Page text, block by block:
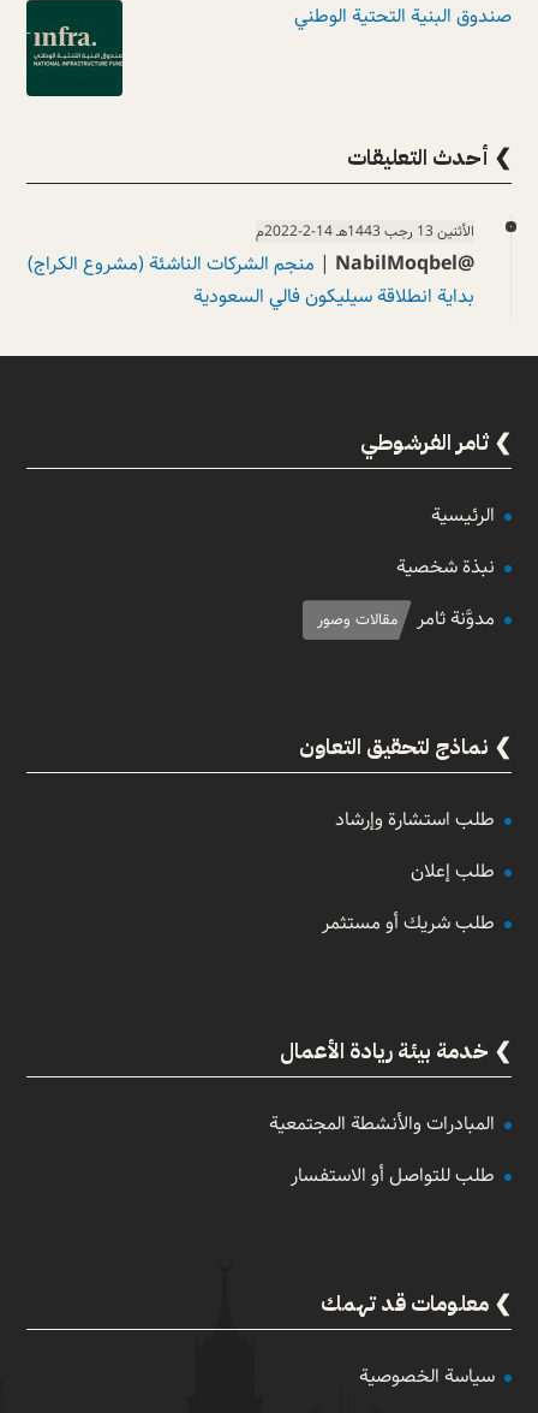
صندوق البنية التحتية الوطني
❯ أحدث التعليقات
الأثنين 13 رجب 1443هـ 14-2-2022م
@NabilMoqbel
| منجم الشركات الناشئة (مشروع الكراج)
بداية انطلاقة سيليكون فالي السعودية
ثامر الفرشوطي
الرئيسية
نبذة شخصية
مدوَّنة ثامر
مقالات وصور
نماذج لتحقيق التعاون
طلب استشارة وإرشاد
طلب إعلان
طلب شريك أو مستثمر
خدمة بيئة ريادة الأعمال
المبادرات والأنشطة المجتمعية
طلب للتواصل أو الاستفسار
معلومات قد تهمك
سياسة الخصوصية